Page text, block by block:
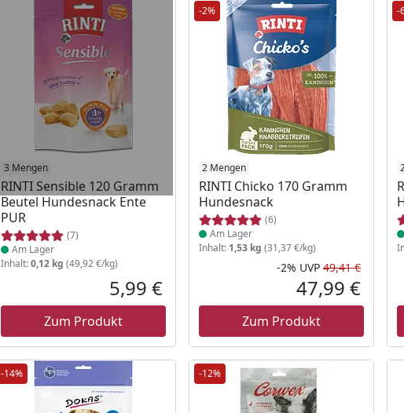
3 Mengen
RINTI Sensible 120 Gramm
Beutel Hundesnack Ente
PUR
(7)
Produkt am Lager
Am Lager
Inhalt:0,12 kg (49,92 €/kg)
Aktueller Preis
5,99 €
Zum Produkt
-2%
2 Mengen
RINTI Chicko 170 Gramm
Hundesnack
(6)
Produkt am Lager
Am Lager
Inhalt: 1,53 kg (31,37 €/kg)
Rabatt
-2% UVP 49,41 €
47,99 €
Zum Produkt
-
-14% -12%